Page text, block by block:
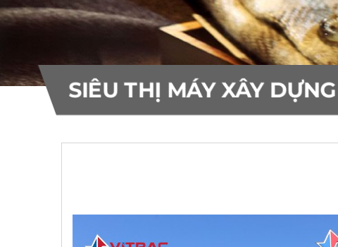
10 10
THƯƠNG HIỆU
Máy rải nhựa Voegele
SIÊU THỊ MÁY XÂY DỰNG